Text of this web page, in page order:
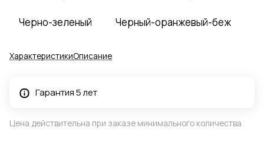
Черно-зеленый Черный-оранжевый-беж
ХарактеристикиОписание
Гарантия 5 лет
Цена действительна при заказе минимального количества